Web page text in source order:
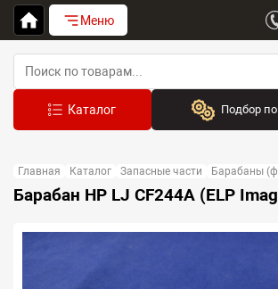
Меню
Подбор по
Выберите бренд
Главная Каталог Запасные части Барабаны
Барабан HP LJ CF244A (ELP